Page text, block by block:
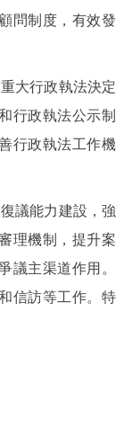
問制度，有效發
大行政執法決定
行政執法公示制
行政執法工作機
議能力建設，強
理機制，提升案
議主渠道作用。
信訪等工作。特